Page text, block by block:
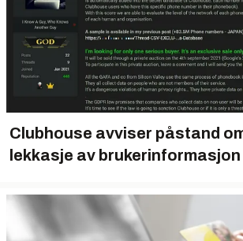
Clubhouse avviser påstand
lekkasje av brukerinformasjon